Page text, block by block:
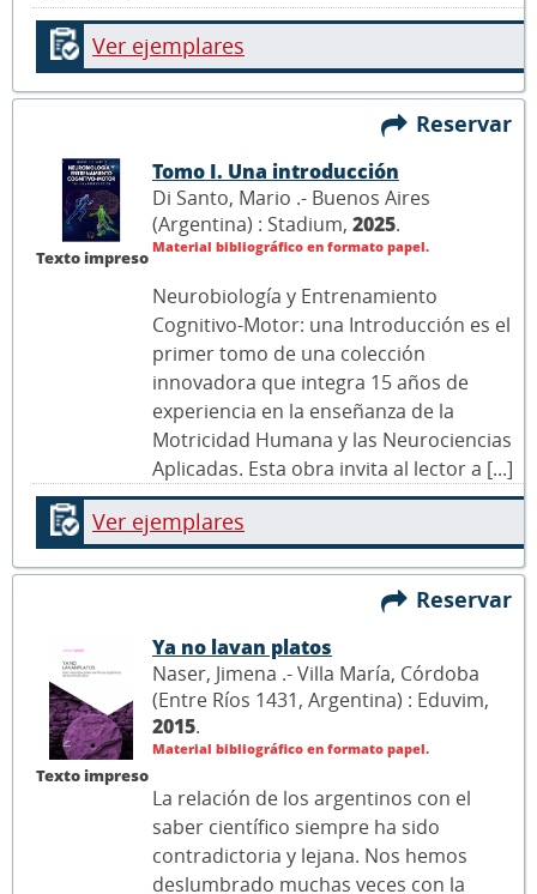
Ver ejemplares
Reservar
Texto impreso
Tomo I. Una introducción
Di Santo, Mario .- Buenos Aires
(Argentina) : Stadium, 2025.
Material bibliográfico en formato papel.
Neurobiología y Entrenamiento
Cognitivo-Motor: una Introducción es el
primer tomo de una colección
innovadora que integra 15 años de
experiencia en la enseñanza de la
Motricidad Humana y las Neurociencias
Aplicadas. Esta obra invita al lector a [...]
Ver ejemplares
Reservar
Texto impreso
Ya no lavan platos
Naser, Jimena .- Villa María, Córdoba
(Entre Ríos 1431, Argentina) : Eduvim,
2015.
Material bibliográfico en formato papel.
La relación de los argentinos con el
saber científico siempre ha sido
contradictoria y lejana. Nos hemos
deslumbrado muchas veces con la